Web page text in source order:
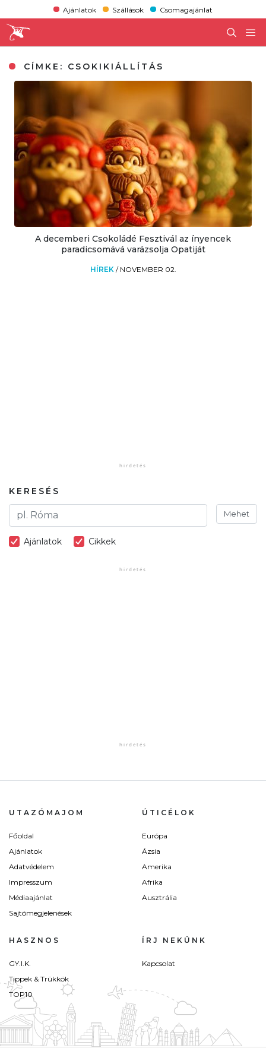
Ajánlatok Szállások Csomagajánlat
CÍMKE: CSOKIKIÁLLÍTÁS
A decemberi Csokoládé Fesztivál az ínyencek
paradicsomává varázsolja Opatiját
HÍREK / NOVEMBER 02.
KERESÉS
Mehet
Ajánlatok Cikkek
UTAZÓMAJOM
Főoldal
Ajánlatok
Adatvédelem
Impresszum
Médiaajánlat
Sajtómegjelenések
ÚTICÉLOK
Európa
Ázsia
Amerika
Afrika
Ausztrália
HASZNOS
GY.I.K.
Tippek & Trükkök
TOP10
ÍRJ NEKÜNK
Kapcsolat